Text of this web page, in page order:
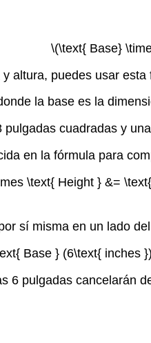
\(\text{ Base}
altura, puedes usar
la base es la
cuadradas y
en la fórmula para
\text{ Height } &=
sí misma en un lado
Base } (6\text{ inches
6 pulgadas cancelarán